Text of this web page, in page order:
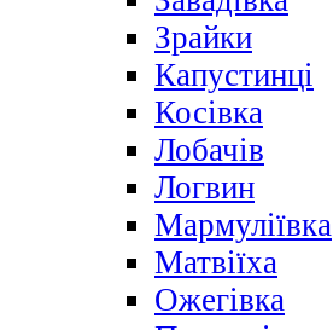
Зрайки
Капустинці
Косівка
Лобачів
Логвин
Мармуліївка
Матвіїха
Ожегівка